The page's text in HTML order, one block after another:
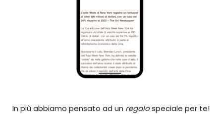
In più abbiamo pensato ad un regalospeciale per te!